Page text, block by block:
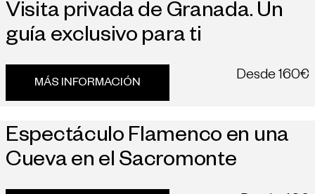
Visita privada de Granada. Un
guía exclusivo para ti
MÁS INFORMACIÓN Desde 160€
Espectáculo Flamenco en una
Cueva en el Sacromonte